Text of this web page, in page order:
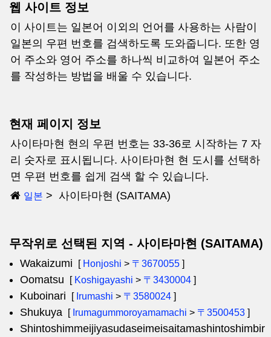
웹 사이트 정보
이 사이트는 일본어 이외의 언어를 사용하는 사람이
일본의 우편 번호를 검색하도록 도와줍니다. 또한 영
어 주소와 영어 주소를 하나씩 비교하여 일본어 주소
를 작성하는 방법을 배울 수 있습니다.
현재 페이지 정보
사이타마현 현의 우편 번호는 33-36로 시작하는 7 자
리 숫자로 표시됩니다. 사이타마현 현 도시를 선택하
면 우편 번호를 쉽게 검색 할 수 있습니다.
일본 사이타마현 (SAITAMA)
무작위로 선택된 지역 - 사이타마현 (SAITAMA)
Wakaizumi [ Honjoshi > 〒3670055 ]
Oomatsu [ Koshigayashi > 〒3430004 ]
Kuboinari [ Irumashi > 〒3580024 ]
Shukuya [ Irumagummoroyamamachi > 〒3500453 ]
Shintoshimmeijiyasudaseimeisaitamashintoshimbir